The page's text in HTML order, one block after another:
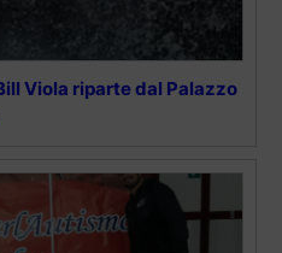
Viola riparte dal Palazzo